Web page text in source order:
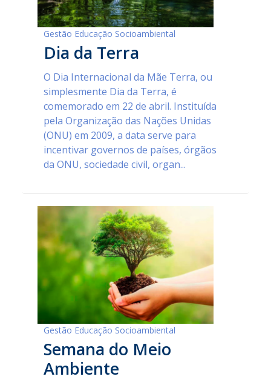
Gestão Educação Socioambiental
Dia da Terra
O Dia Internacional da Mãe Terra, ou
simplesmente Dia da Terra, é
comemorado em 22 de abril. Instituída
pela Organização das Nações Unidas
(ONU) em 2009, a data serve para
incentivar governos de países, órgãos
da ONU, sociedade civil, organ...
Gestão Educação Socioambiental
Semana do Meio
Ambiente